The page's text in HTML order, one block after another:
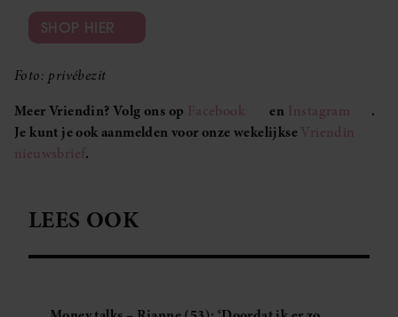
SHOP HIER
Foto: privébezit
Meer Vriendin? Volg ons op Facebook en Instagram
.
Je kunt je ook aanmelden voor onze wekelijkseVriendin
nieuwsbrief.
LEES OOK